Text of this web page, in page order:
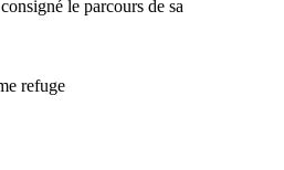
le parcours de sa